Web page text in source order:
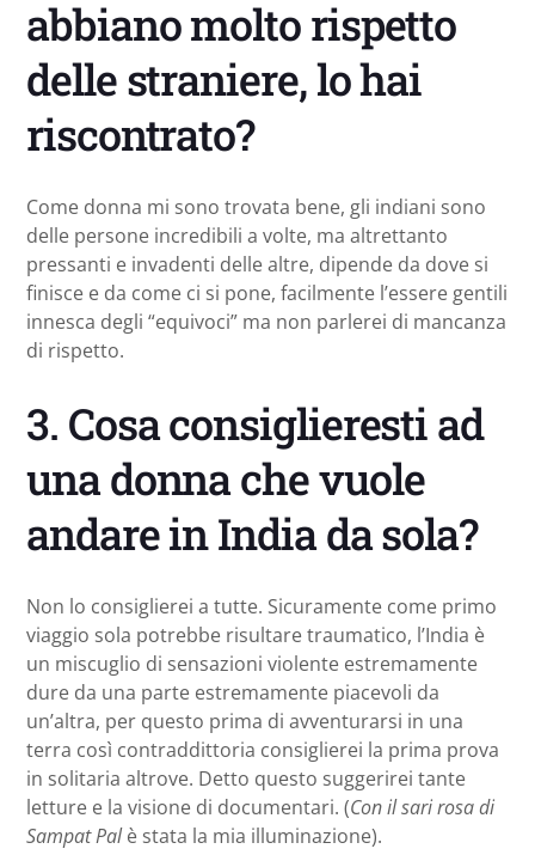
abbiano molto rispetto
delle straniere, lo hai
riscontrato?
Come donna mi sono trovata bene, gli indiani sono
delle persone incredibili a volte, ma altrettanto
pressanti e invadenti delle altre, dipende da dove si
finisce e da come ci si pone, facilmente l’essere gentili
innesca degli “equivoci” ma non parlerei di mancanza
di rispetto.
3. Cosa consiglieresti ad
una donna che vuole
andare in India da sola?
Non lo consiglierei a tutte. Sicuramente come primo
viaggio sola potrebbe risultare traumatico, l’India è
un miscuglio di sensazioni violente estremamente
dure da una parte estremamente piacevoli da
un’altra, per questo prima di avventurarsi in una
terra così contraddittoria consiglierei la prima prova
in solitaria altrove. Detto questo suggerirei tante
letture e la visione di documentari. (Con il sari rosa di
Sampat Palè stata la mia illuminazione).